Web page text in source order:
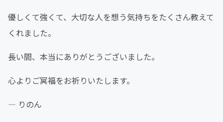
優しくて強くて、大切な人を想う気持ちをたくさん教えて
くれました。
長い間、本当にありがとうございました。
心よりご冥福をお祈りいたします。
― りのん